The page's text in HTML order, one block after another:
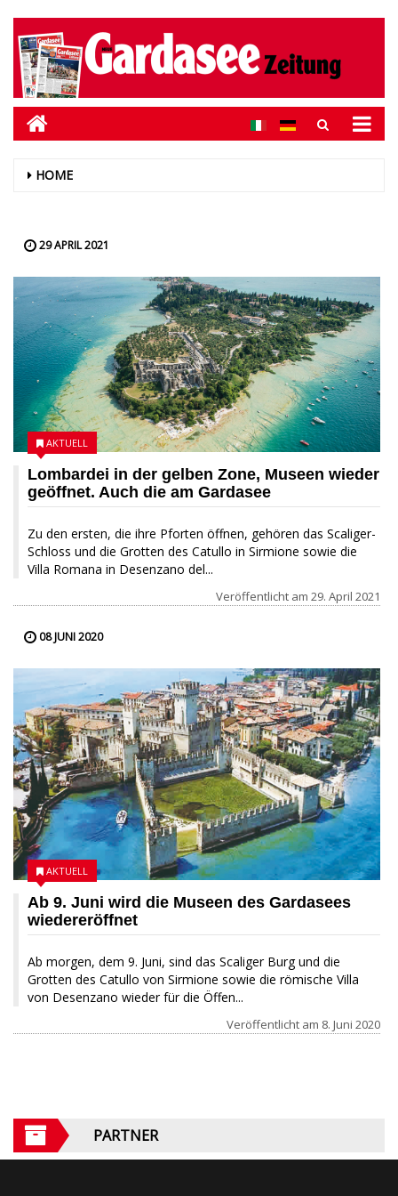
HOME
29 APRIL 2021
Lombardei in der gelben Zone, Museen wieder
geöffnet. Auch die am Gardasee
Zu den ersten, die ihre Pforten öffnen, gehören das Scaliger-
Schloss und die Grotten des Catullo in Sirmione sowie die
Villa Romana in Desenzano del...
AKTUELL
Veröffentlicht am 29. April 2021
08 JUNI 2020
Ab 9. Juni wird die Museen des Gardasees
wiedereröffnet
Ab morgen, dem 9. Juni, sind das Scaliger Burg und die
Grotten des Catullo von Sirmione sowie die römische Villa
von Desenzano wieder für die Öffen...
AKTUELL
Veröffentlicht am 8. Juni 2020
PARTNER